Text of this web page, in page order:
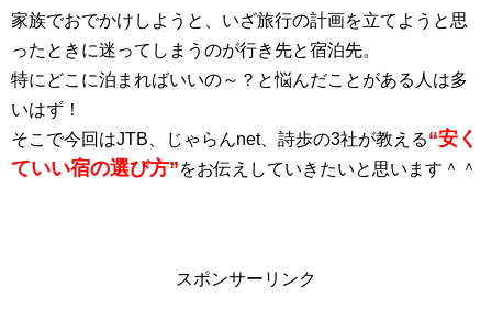
家族でおでかけしようと、いざ旅行の計画を立てようと思
ったときに迷ってしまうのが行き先と宿泊先。
特にどこに泊まればいいの～？と悩んだことがある人は多
いはず！
そこで今回はJTB、じゃらんnet、詩歩の3社が教える“安く
ていい宿の選び方”をお伝えしていきたいと思います＾＾
スポンサーリンク